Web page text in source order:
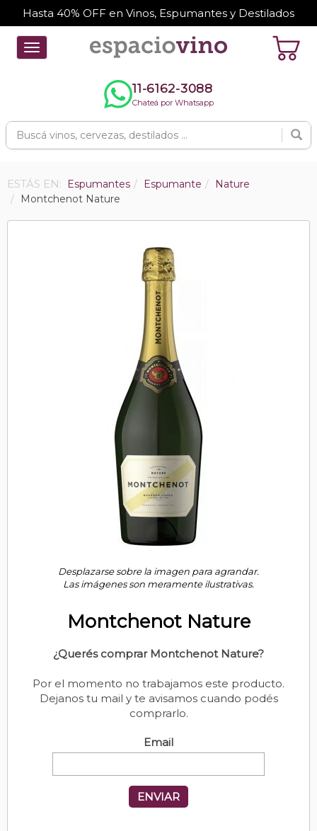
Hasta 40% OFF en Vinos, Espumantes y Destilados
Toggle
navigation
11-6162-3088
Chateá por Whatsapp
ESTÁS EN: Espumantes Espumante
Nature
Montchenot Nature
Desplazarse sobre la imagen para agrandar.
Las imágenes son meramente ilustrativas.
Montchenot Nature
¿Querés comprar Montchenot Nature?
Por el momento no trabajamos este producto.
Dejanos tu mail y te avisamos cuando podés
comprarlo.
Email
ENVIAR